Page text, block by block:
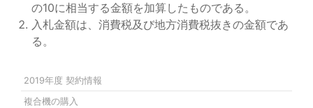
の10に相当する金額を加算したものである。
入札金額は、消費税及び地方消費税抜きの金額であ
る。
2019年度 契約情報
複合機の購入